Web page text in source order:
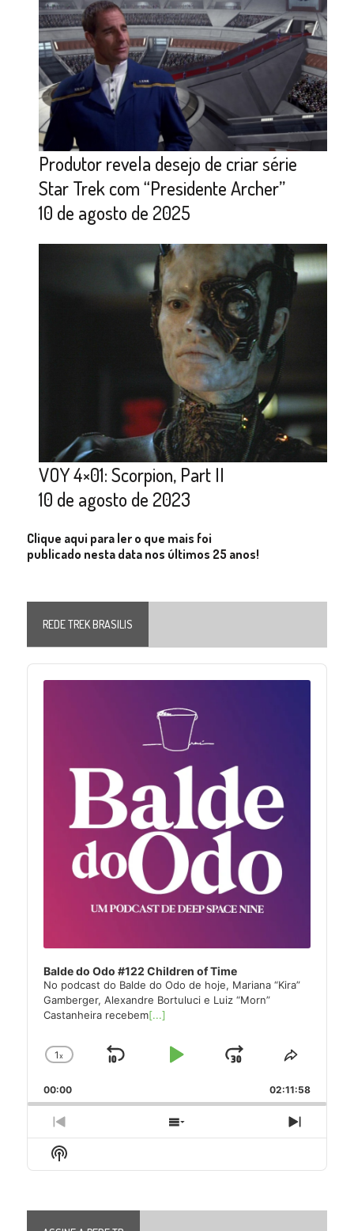
Produtor revela desejo de criar série
Star Trek com “Presidente Archer”
10 de agosto de 2025
VOY 4×01: Scorpion, Part II
10 de agosto de 2023
Clique aqui para ler o que mais foi
publicado nesta data nos últimos 25 anos!
REDE TREK BRASILIS
Audio
Player
Balde do Odo #122 Children of Time
No podcast do Balde do Odo de hoje, Mariana “Kira”
Gamberger, Alexandre Bortuluci e Luiz “Morn”
Castanheira recebem[...]
Change
Rate
1x
Skip
Play
Jump
Forward
Share
Episode
00:00 02:11:58
Previous
Episode
Show
Episodes
Next
Episode
Show
Podcast